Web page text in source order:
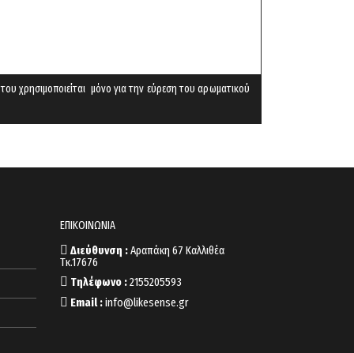
χρησιμοποιείται μόνο για την εύρεση του αρωματικού
ΕΠΙΚΟΙΝΩΝΙΑ
Διεύθυνση :Αραπάκη 67 Καλλιθέα
Τκ.17676
Τηλέφωνο :2155205593
Email :info@likesense.gr